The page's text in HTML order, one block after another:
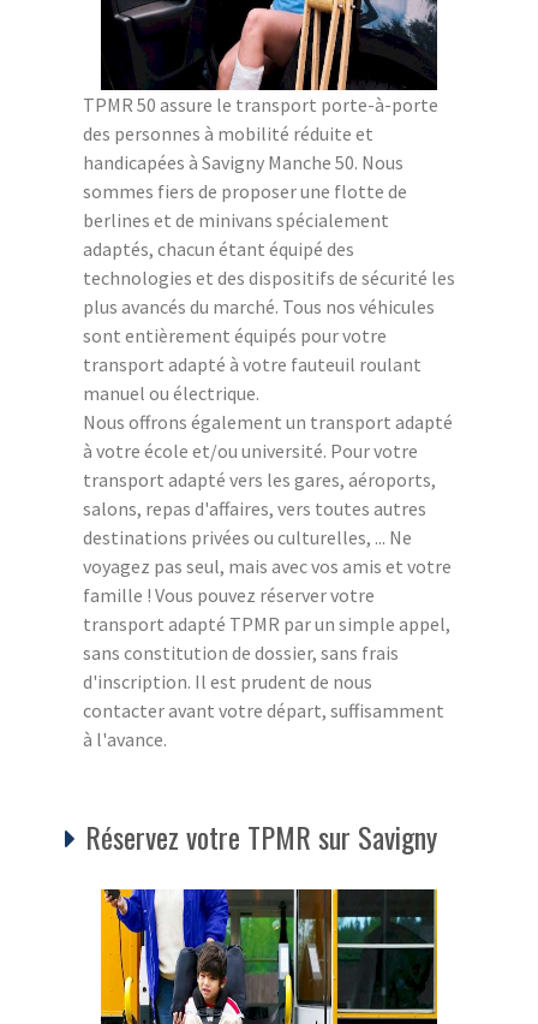
TPMR 50 assure le transport porte-à-porte
des personnes à mobilité réduite et
handicapées à Savigny Manche 50. Nous
sommes fiers de proposer une flotte de
berlines et de minivans spécialement
adaptés, chacun étant équipé des
technologies et des dispositifs de sécurité les
plus avancés du marché. Tous nos véhicules
sont entièrement équipés pour votre
transport adapté à votre fauteuil roulant
manuel ou électrique.
Nous offrons également un transport adapté
à votre école et/ou université. Pour votre
transport adapté vers les gares, aéroports,
salons, repas d'affaires, vers toutes autres
destinations privées ou culturelles, ... Ne
voyagez pas seul, mais avec vos amis et votre
famille ! Vous pouvez réserver votre
transport adapté TPMR par un simple appel,
sans constitution de dossier, sans frais
d'inscription. Il est prudent de nous
contacter avant votre départ, suffisamment
à l'avance.
Réservez votre TPMR sur Savigny